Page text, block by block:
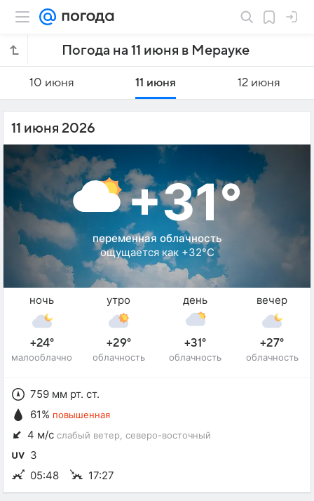
Погода на 11 июня в Мерауке
10 июня 11 июня 12 июня
11 июня 2026
+31°
переменная облачность
ощущается как +32°C
ночь
+24°
малооблачно
утро
+29°
облачность
день
+31°
облачность
вечер
+27°
облачность
759 мм рт. ст.
61% повышенная
4 м/с слабый ветер , северо-восточный
3
05:48
17:27